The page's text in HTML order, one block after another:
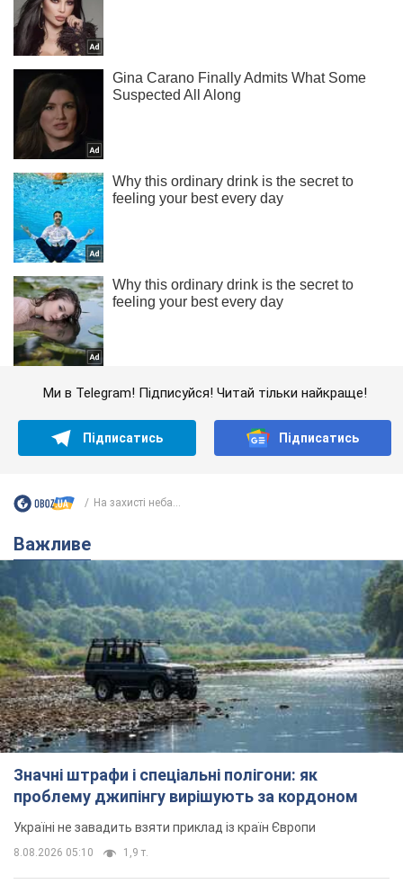
Ми в Telegram! Підписуйся! Читай тільки найкраще!
Підписатись Підписатись
На захисті неба...
Важливе
Значні штрафи і спеціальні полігони: як
проблему джипінгу вирішують за кордоном
Україні не завадить взяти приклад із країн Європи
8.08.2026 05:10 1,9 т.